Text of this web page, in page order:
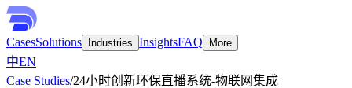
CasesSolutions Industries InsightsFAQ More
中EN
Case Studies/24⼩时创新环保直播系统-物联网集成